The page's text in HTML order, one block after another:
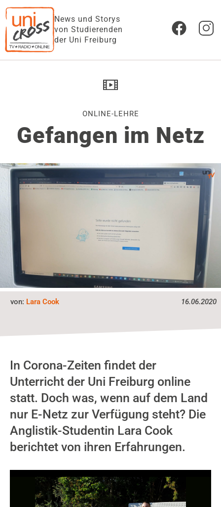
News und Storys
von Studierenden
der Uni Freiburg
ONLINE-LEHRE
Gefangen im Netz
16.06.2020
von: Lara Cook
In Corona-Zeiten findet der
Unterricht der Uni Freiburg online
statt. Doch was, wenn auf dem Land
nur E-Netz zur Verfügung steht? Die
Anglistik-Studentin Lara Cook
berichtet von ihren Erfahrungen.
Video-Player überspringen